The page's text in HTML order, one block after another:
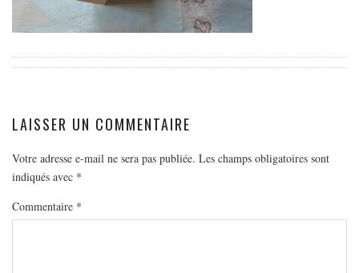
FRANCE
GRÈCE
HONGRIE
OCÉANIE
ARTICLES PRATIQUES
LAISSER UN COMMENTAIRE
Votre adresse e-mail ne sera pas publiée. Les champs obligatoires sont
indiqués avec *
Commentaire *